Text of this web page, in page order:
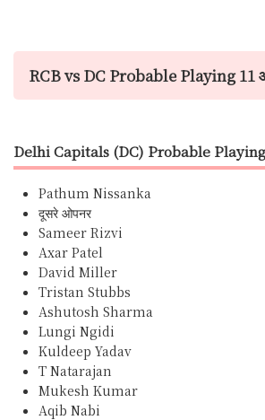
RCB vs DC Probable Playing 11
Delhi Capitals (DC) Probable
Pathum Nissanka
दूसरे ओपनर
Sameer Rizvi
Axar Patel
David Miller
Tristan Stubbs
Ashutosh Sharma
Lungi Ngidi
Kuldeep Yadav
T Natarajan
Mukesh Kumar
Aqib Nabi